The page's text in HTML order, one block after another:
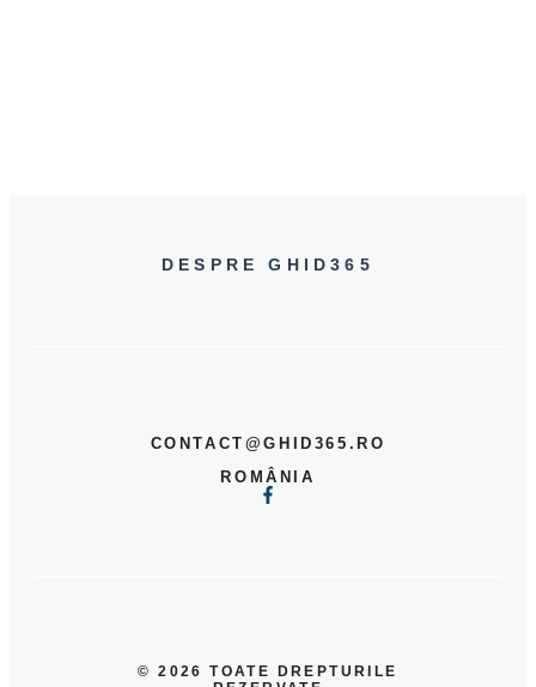
DESPRE GHID365
CONTACT@GHID365.RO
ROMÂNIA
© 2026 TOATE DREPTURILE